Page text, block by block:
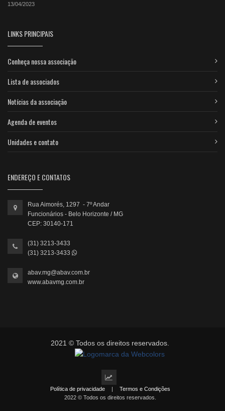
13/04/2023
LINKS PRINCIPAIS
Conheça nossa associação
Lista de associados
Notícias da associação
Agenda de eventos
Unidades e contato
ENDEREÇO E CONTATOS
Rua Aimorés, 1297 - 7º Andar
Funcionários - Belo Horizonte / MG
CEP: 30140-171
(31) 3213-3433
(31) 3213-3433
abav.mg@abav.com.br
www.abavmg.com.br
2021 © Todos os direitos reservados.
Política de privacidade |
Termos e Condições
2022 © Todos os direitos reservados.